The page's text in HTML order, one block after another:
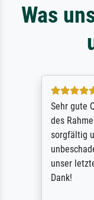
Was
Sehr gute
des
sorgfältig
unser
Dank!